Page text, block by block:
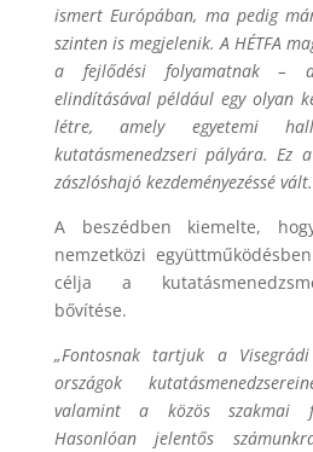
ismert Európában, ma pedig
szinten is megjelenik. A HÉTFA
a fejlődési folyamatnak
elindításával például egy olyan
létre, amely egyetemi
kutatásmenedzseri pályára. Ez
zászlóshajó kezdeményezéssé
A beszédben kiemelte,
nemzetközi
célja a
bővítése.
„Fontosnak tartjuk a
országok
valamint a közös szakmai
Hasonlóan jelentős